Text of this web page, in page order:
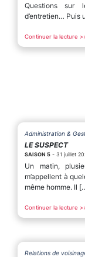
Questions sur
d’entretien… Puis
Continuer la lecture
Administration &
LE SUSPECT
SAISON 5 - 31 juillet
Un matin,
m’appellent à
même homme. Il
Continuer la lecture
Relations de